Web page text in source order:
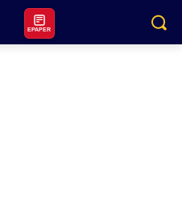
EPAPER